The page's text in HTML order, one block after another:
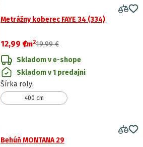
Metrážny koberec FAYE 34 (334)
12,99 €
/m219,99 €
Skladom v e-shope
Skladom v 1 predajni
Šírka roly:
400 cm
Behúň MONTANA 29